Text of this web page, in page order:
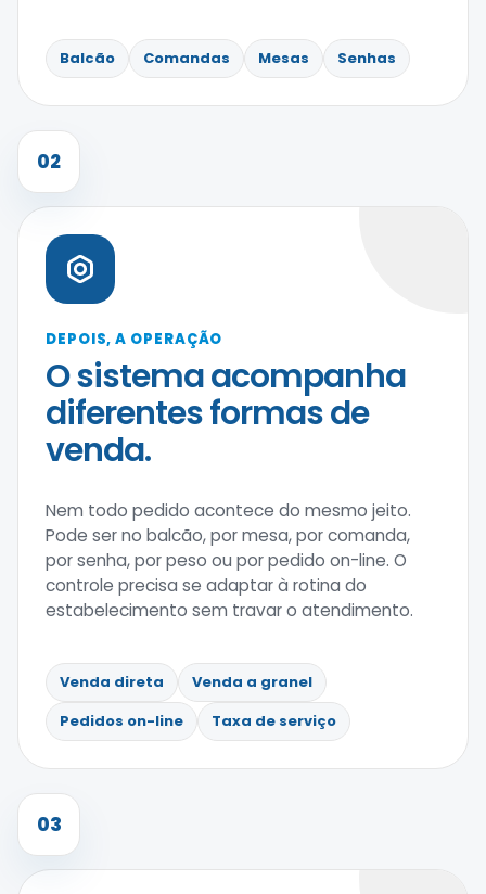
Balcão Comandas Mesas Senhas
02
DEPOIS, A OPERAÇÃO
O sistema acompanha
diferentes formas de
venda.
Nem todo pedido acontece do mesmo jeito.
Pode ser no balcão, por mesa, por comanda,
por senha, por peso ou por pedido on-line. O
controle precisa se adaptar à rotina do
estabelecimento sem travar o atendimento.
Venda direta
Venda a granel
Pedidos on-line
Taxa de serviço
03